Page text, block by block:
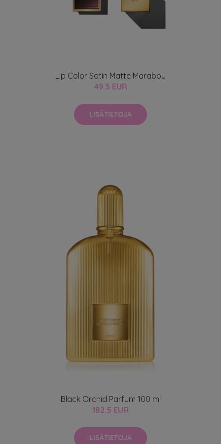
Lip Color Satin Matte Marabou
49.5 EUR
LISÄTIETOJA
Black Orchid Parfum 100 ml
182.5 EUR
LISÄTIETOJA